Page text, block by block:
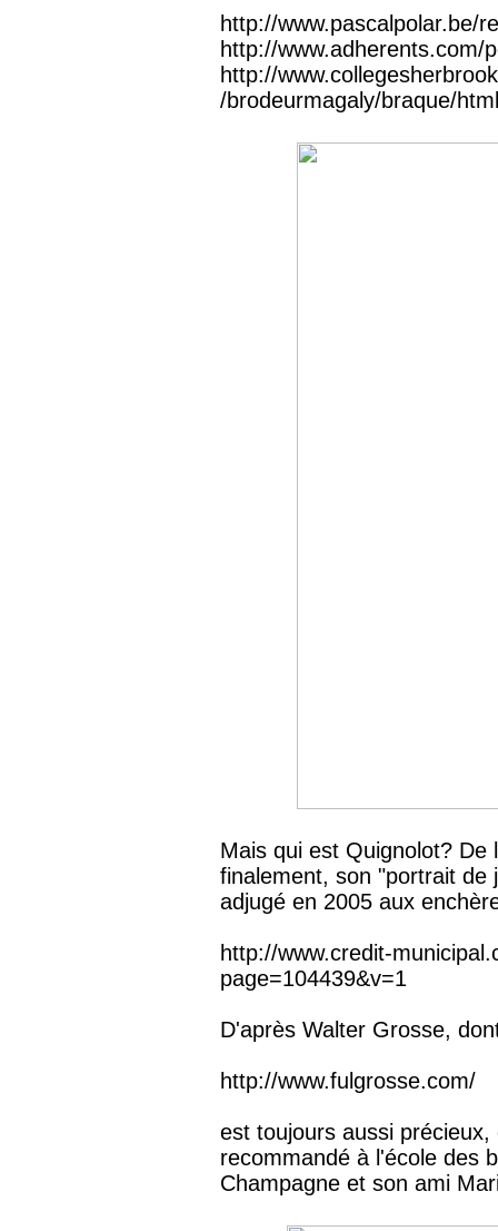
http://www.pascalpolar.be/
http://www.adherents.com/
http://
/brodeurmagaly/braque/
Mais qui est Quignolot?
finalement, son "portrait de
adjugé en 2005 aux
http://www.credit-
page=104439&v=1
D'après Walter Grosse,
http://www.fulgrosse.com/
est toujours aussi
recommandé à l'école des
Champagne et son ami